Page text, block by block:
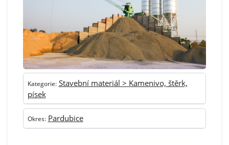
Kategorie: Stavební materiál > Kamenivo, štěrk,
písek
Okres: Pardubice